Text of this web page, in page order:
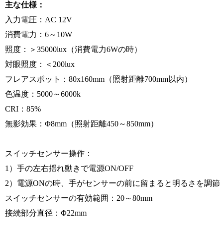
主な仕様：
入力電圧：AC 12V
消費電力：6～10W
照度：＞35000lux（消費電力6Wの時）
対眼照度：＜200lux
フレアスポット：80x160mm（照射距離700mm以内）
色温度：5000～6000k
CRI：85%
無影効果：Φ8mm（照射距離450～850mm）
スイッチセンサー操作：
1）手の左右揺れ動きで電源ON/OFF
2）電源ONの時、手がセンサーの前に留まると明るさを調節
スイッチセンサーの有効範囲：20～80mm
接続部分直径：Φ22mm